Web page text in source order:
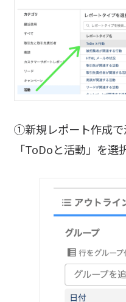
①新規レポート作成で
「ToDoと活動」を選